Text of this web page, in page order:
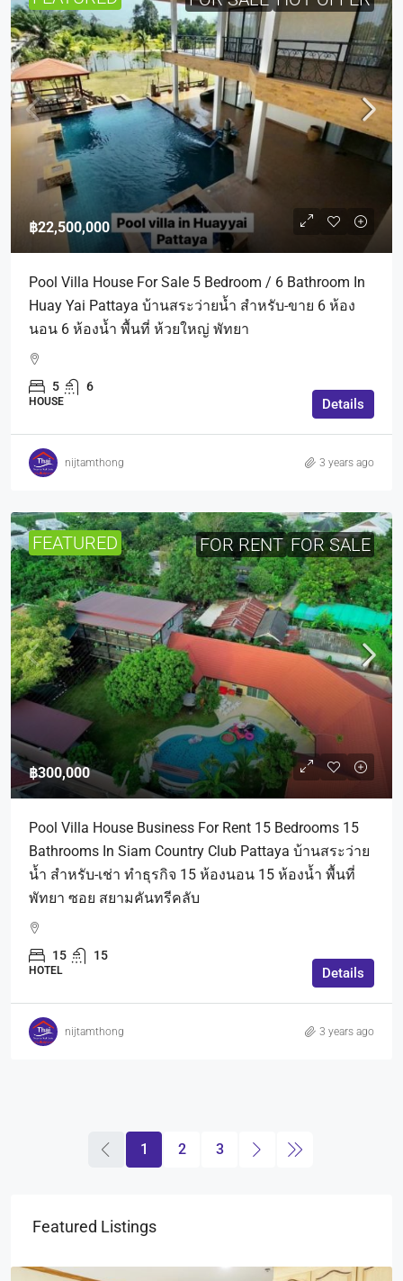
฿22,500,000
Pool Villa House For Sale 5 Bedroom / 6 Bathroom In
Huay Yai Pattaya บ้านสระว่ายน้ำ สำหรับ-ขาย 6 ห้อง
นอน 6 ห้องน้ำ พื้นที่ ห้วยใหญ่ พัทยา
5 6
HOUSE Details
nijtamthong 3 years ago
FEATURED FOR RENT FOR SALE
฿300,000
Pool Villa House Business For Rent 15 Bedrooms 15
Bathrooms In Siam Country Club Pattaya บ้านสระว่าย
น้ำ สำหรับ-เช่า ทำธุรกิจ 15 ห้องนอน 15 ห้องน้ำ พื้นที่
พัทยา ซอย สยามคันทรีคลับ
15 15
HOTEL Details
nijtamthong 3 years ago
1 2 3
Featured Listings